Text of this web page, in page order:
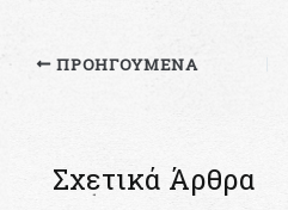
ΠΡΟΗΓΟΎΜΕΝΑ
Σχετικά Άρθρα